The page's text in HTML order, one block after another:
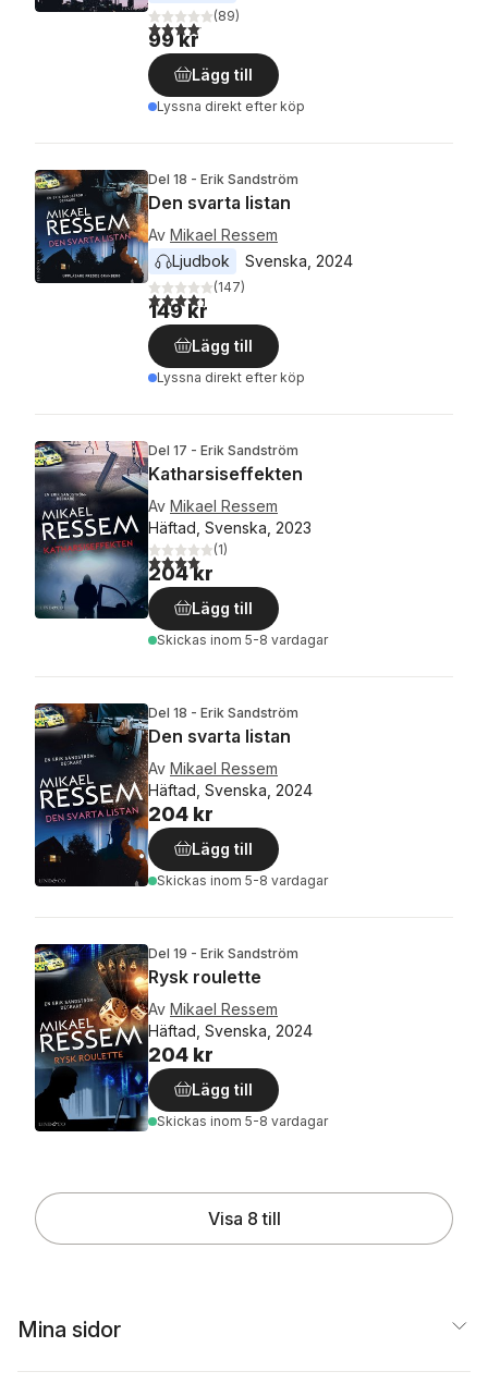
4,1utav 5 stjärnor. Totalt antal röster:
(89)
99 kr
Lägg till
Lyssna direkt efter köp
Del 18 - Erik Sandström
Den svarta listan
Av Mikael Ressem
Ljudbok
Svenska 2024
4,3utav 5 stjärnor. Totalt antal röster:
(147)
149 kr
Lägg till
Lyssna direkt efter köp
Del 17 - Erik Sandström
Katharsiseffekten
Av Mikael Ressem
Häftad, Svenska, 2023
4,0utav 5 stjärnor. Totalt antal röster:
(1)
204 kr
Lägg till
Skickas inom 5-8 vardagar
Del 18 - Erik Sandström
Den svarta listan
Av Mikael Ressem
Häftad, Svenska, 2024
204 kr
Lägg till
Skickas inom 5-8 vardagar
Del 19 - Erik Sandström
Rysk roulette
Av Mikael Ressem
Häftad, Svenska, 2024
204 kr
Lägg till
Skickas inom 5-8 vardagar
Visa 8 till
Mina sidor